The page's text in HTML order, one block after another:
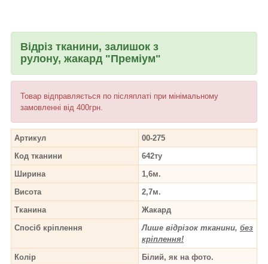
Відріз тканини, залишок з
рулону, жакард "Преміум"
Товар відправляється по післяплаті при мінімальному
замовленні від 400грн.
Артикул
00-275
Код тканини
642ту
Ширина
1,6м.
Висота
2,7м.
Тканина
Жакард
Спосіб кріплення
Лише відрізок тканини, без
кріплення!
Колір
Білий, як на фото.